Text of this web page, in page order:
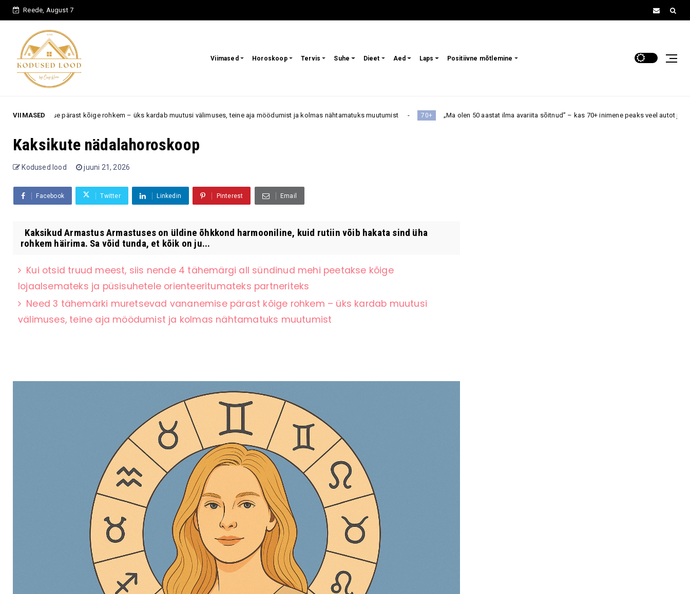
Reede, August 7
Viimased Horoskoop Tervis Suhe Dieet Aed Laps Positiivne mõtlemine
VIIMASED
pärast kõige rohkem – üks kardab muutusi välimuses, teine aja möödumist ja kolmas nähtamatuks muutumist 70+ „Ma olen 50 aastat ilma avariita sõitnud” – kas 70+ inimene peaks veel autot juhtima, kui
Kaksikute nädalahoroskoop
Kodused lood juuni 21, 2026
Facebook Twitter Linkedin Pinterest Email
Kaksikud Armastus Armastuses on üldine õhkkond harmooniline, kuid rutiin võib hakata sind üha
rohkem häirima. Sa võid tunda, et kõik on ju...
Kui otsid truud meest, siis nende 4 tähemärgi all sündinud mehi peetakse kõige
lojaalsemateks ja püsisuhetele orienteeritumateks partneriteks
Need 3 tähemärki muretsevad vananemise pärast kõige rohkem – üks kardab muutusi
välimuses, teine aja möödumist ja kolmas nähtamatuks muutumist